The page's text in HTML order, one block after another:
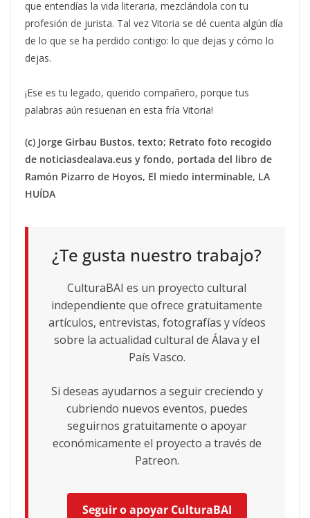
que entendías la vida literaria, mezclándola con tu
profesión de jurista. Tal vez Vitoria se dé cuenta algún día
de lo que se ha perdido contigo: lo que dejas y cómo lo
dejas.
¡Ese es tu legado, querido compañero, porque tus
palabras aún resuenan en esta fría Vitoria!
(c) Jorge Girbau Bustos, texto; Retrato foto recogido
de noticiasdealava.eus y fondo, portada del libro de
Ramón Pizarro de Hoyos, El miedo interminable, LA
HUÍDA
¿Te gusta nuestro trabajo?
CulturaBAI es un proyecto cultural
independiente que ofrece gratuitamente
artículos, entrevistas, fotografías y vídeos
sobre la actualidad cultural de Álava y el
País Vasco.
Si deseas ayudarnos a seguir creciendo y
cubriendo nuevos eventos, puedes
seguirnos gratuitamente o apoyar
económicamente el proyecto a través de
Patreon.
Seguir o apoyar CulturaBAI